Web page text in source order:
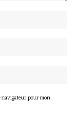
navigateur pour mon